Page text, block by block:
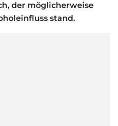
der möglicherweise
stand.